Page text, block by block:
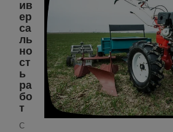
ив
ер
са
ль
но
ст
ь
ра
бо
т
С